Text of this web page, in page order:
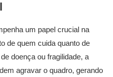
um papel crucial na
de quem cuida quanto de
doença ou fragilidade, a
agravar o quadro, gerando